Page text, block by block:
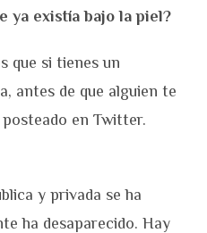
ya existía bajo la piel?
que si tienes un
antes de que alguien te
en Twitter.
y privada se ha
ha desaparecido. Hay